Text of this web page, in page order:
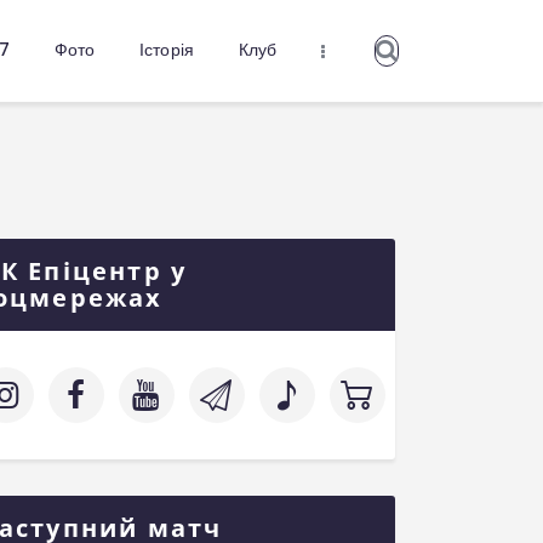
Фото Історія Клуб
Епіцентр у
матч